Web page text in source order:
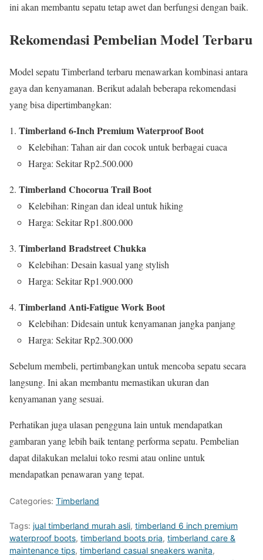
ini akan membantu sepatu tetap awet dan berfungsi dengan baik.
Rekomendasi Pembelian Model Terbaru
Model sepatu Timberland terbaru menawarkan kombinasi antara
gaya dan kenyamanan. Berikut adalah beberapa rekomendasi
yang bisa dipertimbangkan:
Timberland 6-Inch Premium Waterproof Boot
Kelebihan: Tahan air dan cocok untuk berbagai cuaca
Harga: Sekitar Rp2.500.000
Timberland Chocorua Trail Boot
Kelebihan: Ringan dan ideal untuk hiking
Harga: Sekitar Rp1.800.000
Timberland Bradstreet Chukka
Kelebihan: Desain kasual yang stylish
Harga: Sekitar Rp1.900.000
Timberland Anti-Fatigue Work Boot
Kelebihan: Didesain untuk kenyamanan jangka panjang
Harga: Sekitar Rp2.300.000
Sebelum membeli, pertimbangkan untuk mencoba sepatu secara
langsung. Ini akan membantu memastikan ukuran dan
kenyamanan yang sesuai.
Perhatikan juga ulasan pengguna lain untuk mendapatkan
gambaran yang lebih baik tentang performa sepatu. Pembelian
dapat dilakukan melalui toko resmi atau online untuk
mendapatkan penawaran yang tepat.
Categories: Timberland
Tags: jual timberland murah asli, timberland 6 inch premium
waterproof boots, timberland boots pria, timberland care &
maintenance tips, timberland casual sneakers wanita,